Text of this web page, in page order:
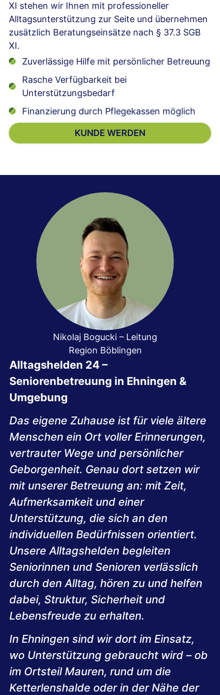
XI stehen wir Ihnen mit professioneller
Alltagsunterstützung zur Seite und übernehmen
zusätzlich Beratungseinsätze nach § 37.3 SGB
XI.
Zuverlässige Hilfe mit persönlicher Betreuung
Rasche Verfügbarkeit bei
Unterstützungsbedarf
Finanzierung durch Pflegekassen möglich
KUNDE WERDEN
Nikolaj Bogucki – Leitung
Region Böblingen
Alltagshelden 24 –
Seniorenbetreuung in Ehningen &
Umgebung
Das eigene Zuhause ist für viele ältere
Menschen ein Ort voller Erinnerungen,
vertrauter Wege und persönlicher
Geborgenheit. Genau dort setzen wir
mit unserer Betreuung an: mit Zeit,
Aufmerksamkeit und einer
Unterstützung, die sich an den
individuellen Bedürfnissen orientiert.
Unsere Alltagshelden begleiten
Seniorinnen und Senioren verlässlich
durch den Alltag, hören zu und helfen
dabei, Struktur, Sicherheit und
Lebensfreude zu erhalten.
In Ehningen sind wir dort im Einsatz,
wo Unterstützung gebraucht wird – ob
im Ortsteil Mauren, rund um die
Ketterlenshalde oder in der Nähe der